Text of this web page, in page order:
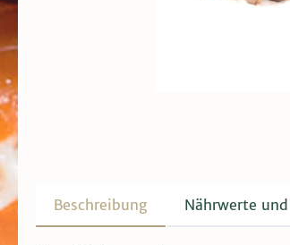
Beschreibung Nährwerte